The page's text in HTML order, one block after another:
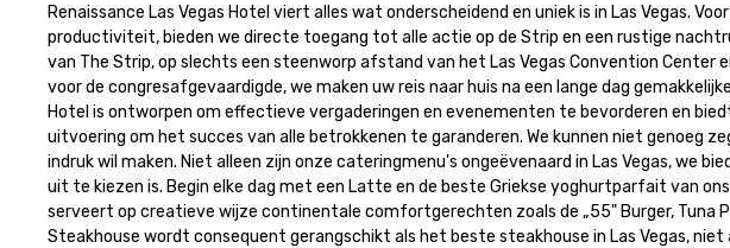
Renaissance Las Vegas Hotel viert alles wat onderscheidend en uniek is in Las Vegas.
productiviteit, bieden we directe toegang tot alle actie op de Strip en een rustige
van The Strip, op slechts een steenworp afstand van het Las Vegas Convention Center
voor de congresafgevaardigde, we maken uw reis naar huis na een lange dag
Hotel is ontworpen om effectieve vergaderingen en evenementen te bevorderen en
uitvoering om het succes van alle betrokkenen te garanderen. We kunnen niet genoeg
indruk wil maken. Niet alleen zijn onze cateringmenu's ongeëvenaard in Las Vegas, we
uit te kiezen is. Begin elke dag met een Latte en de beste Griekse yoghurtparfait van
serveert op creatieve wijze continentale comfortgerechten zoals de „55" Burger, Tuna
Steakhouse wordt consequent gerangschikt als het beste steakhouse in Las Vegas,